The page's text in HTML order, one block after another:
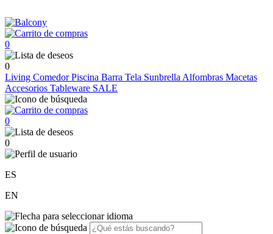
0
0
Living ComedorPiscina Barra Tela Sunbrella Alfombras Macetas
Accesorios Tableware SALE
0
0
ES
EN